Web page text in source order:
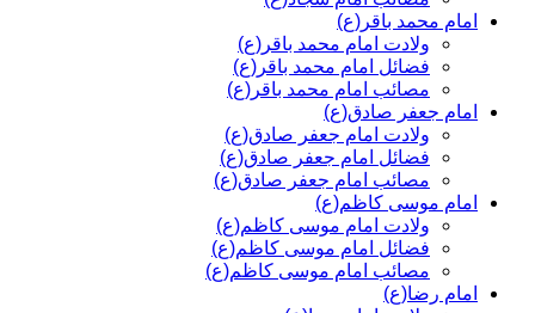
امام محمد باقر(ع)
ولادت امام محمد باقر(ع)
فضائل امام محمد باقر(ع)
مصائب امام محمد باقر(ع)
امام جعفر صادق(ع)
ولادت امام جعفر صادق(ع)
فضائل امام جعفر صادق(ع)
مصائب امام جعفر صادق(ع)
امام موسی کاظم(ع)
ولادت امام موسی کاظم(ع)
فضائل امام موسی کاظم(ع)
مصائب امام موسی کاظم(ع)
امام رضا(ع)